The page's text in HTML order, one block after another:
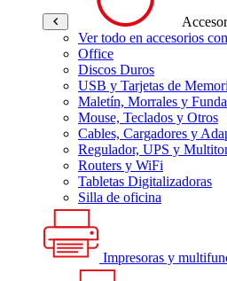
Ver todo en accesorios
Office
Discos Duros
USB y Tarjetas de
Maletín, Morrales y
Mouse, Teclados y Otros
Cables, Cargadores y
Regulador, UPS y
Routers y WiFi
Tabletas Digitalizadoras
Silla de oficina
Impresoras y